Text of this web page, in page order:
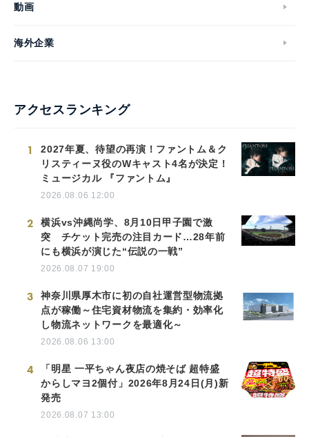
動画
海外企業
アクセスランキング
1
2027年夏、待望の再演！ファントム＆ク
リスティーヌ役のWキャスト4名が決定！
ミュージカル 『ファントム』
2026.08.06 12:00
2
横浜vs沖縄尚学、8月10日甲子園で激
突 チケット完売の注目カード…28年前
にも横浜が演じた“伝説の一戦”
2026.08.07 19:00
3
神奈川県厚木市に初の自社運営型物流拠
点が稼働～住宅資材物流を集約・効率化
し物流ネットワークを最適化～
2026.08.06 13:00
4
「明星 一平ちゃん夜店の焼そば 超特盛
からしマヨ2個付」2026年8月24日(月)新
発売
2026.08.07 13:00